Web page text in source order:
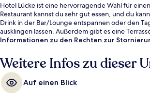
Hotel Lücke ist eine hervorragende Wahl für
Restaurant kannst du sehr gut essen, und du
Drink in der Bar/Lounge entspannen oder den
ausklingen lassen. Außerdem gibt es eine
Informationen zu den Rechten zur
Weitere Infos zu dieser
Auf einen Blick